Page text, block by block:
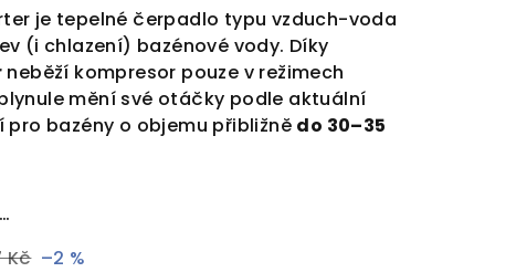
je tepelné čerpadlo typu vzduch-voda
(i chlazení) bazénové vody. Díky
neběží kompresor pouze v režimech
mění své otáčky podle aktuální
bazény o objemu přibližně do 30–35
Kč –2 %